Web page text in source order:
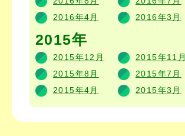
2016年4月
2016年3月
2015年
2015年12月 2015年11月
2015年8月
2015年7月
2015年4月
2015年3月